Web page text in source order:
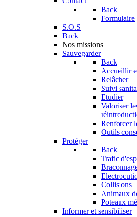
Back
Formulaire
S.O.S
Back
Nos missions
Sauvegarder
Back
Accueillir
Relâcher
Suivi
Etudier
Valoriser
Renforcer
Outils
Protéger
Back
Trafic
Collisions
Animaux
Poteaux
Informer et sensibiliser